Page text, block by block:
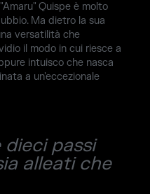
Quispe è molto
Ma dietro la sua
versatilità che
il modo in cui riesce a
intuisco che nasca
a un'eccezionale
dieci passi
alleati che